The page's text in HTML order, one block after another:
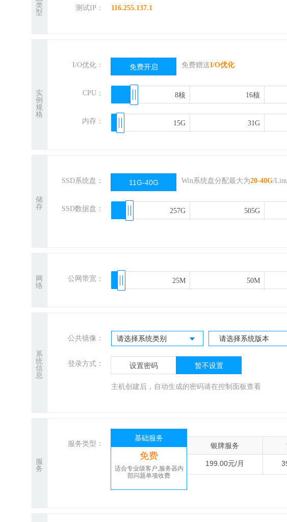
类
型
测试IP： 116.255.137.1
实
例
规
格
I/O优化： 免费开启 免费赠送I/O优化
CPU： 8核 16核
8核 16核
内存： 15G 31G
15G 31G
储
存
SSD系统盘： 11G-40G Win系统盘分配最大为20-40G/
SSD数据盘： 257G 505G
257G 505G
网
络
公网带宽： 25M 50M
25M 50M
系
统
信
息
公共镜像： 请选择系统类别 请选择系统版本
登录方式： 设置密码 暂不设置
主机创建后，自动生成的密码请在控制面板查看
服
务
服务类型：
基础服务
免费
适合专业级客户,服务器内
部问题单项收费
银牌服务
199.00元/月